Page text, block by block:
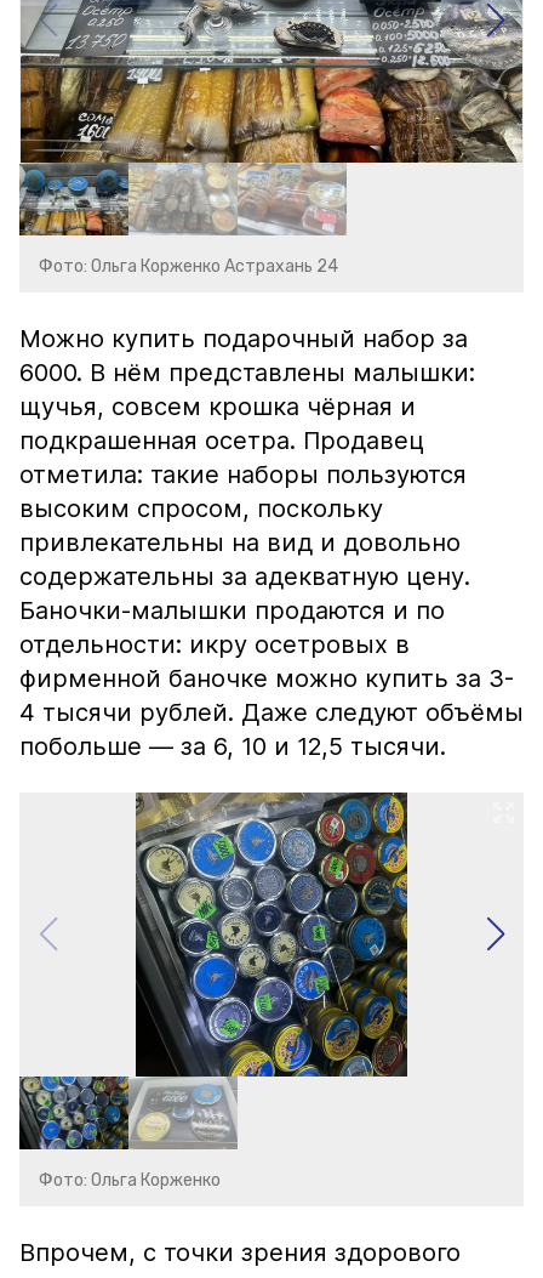
Фото: Ольга Корженко Астрахань 24
Можно купить подарочный набор за
6000. В нём представлены малышки:
щучья, совсем крошка чёрная и
подкрашенная осетра. Продавец
отметила: такие наборы пользуются
высоким спросом, поскольку
привлекательны на вид и довольно
содержательны за адекватную цену.
Баночки-малышки продаются и по
отдельности: икру осетровых в
фирменной баночке можно купить за 3-
4 тысячи рублей. Даже следуют объёмы
побольше — за 6, 10 и 12,5 тысячи.
Фото: Ольга Корженко
Впрочем, с точки зрения здорового